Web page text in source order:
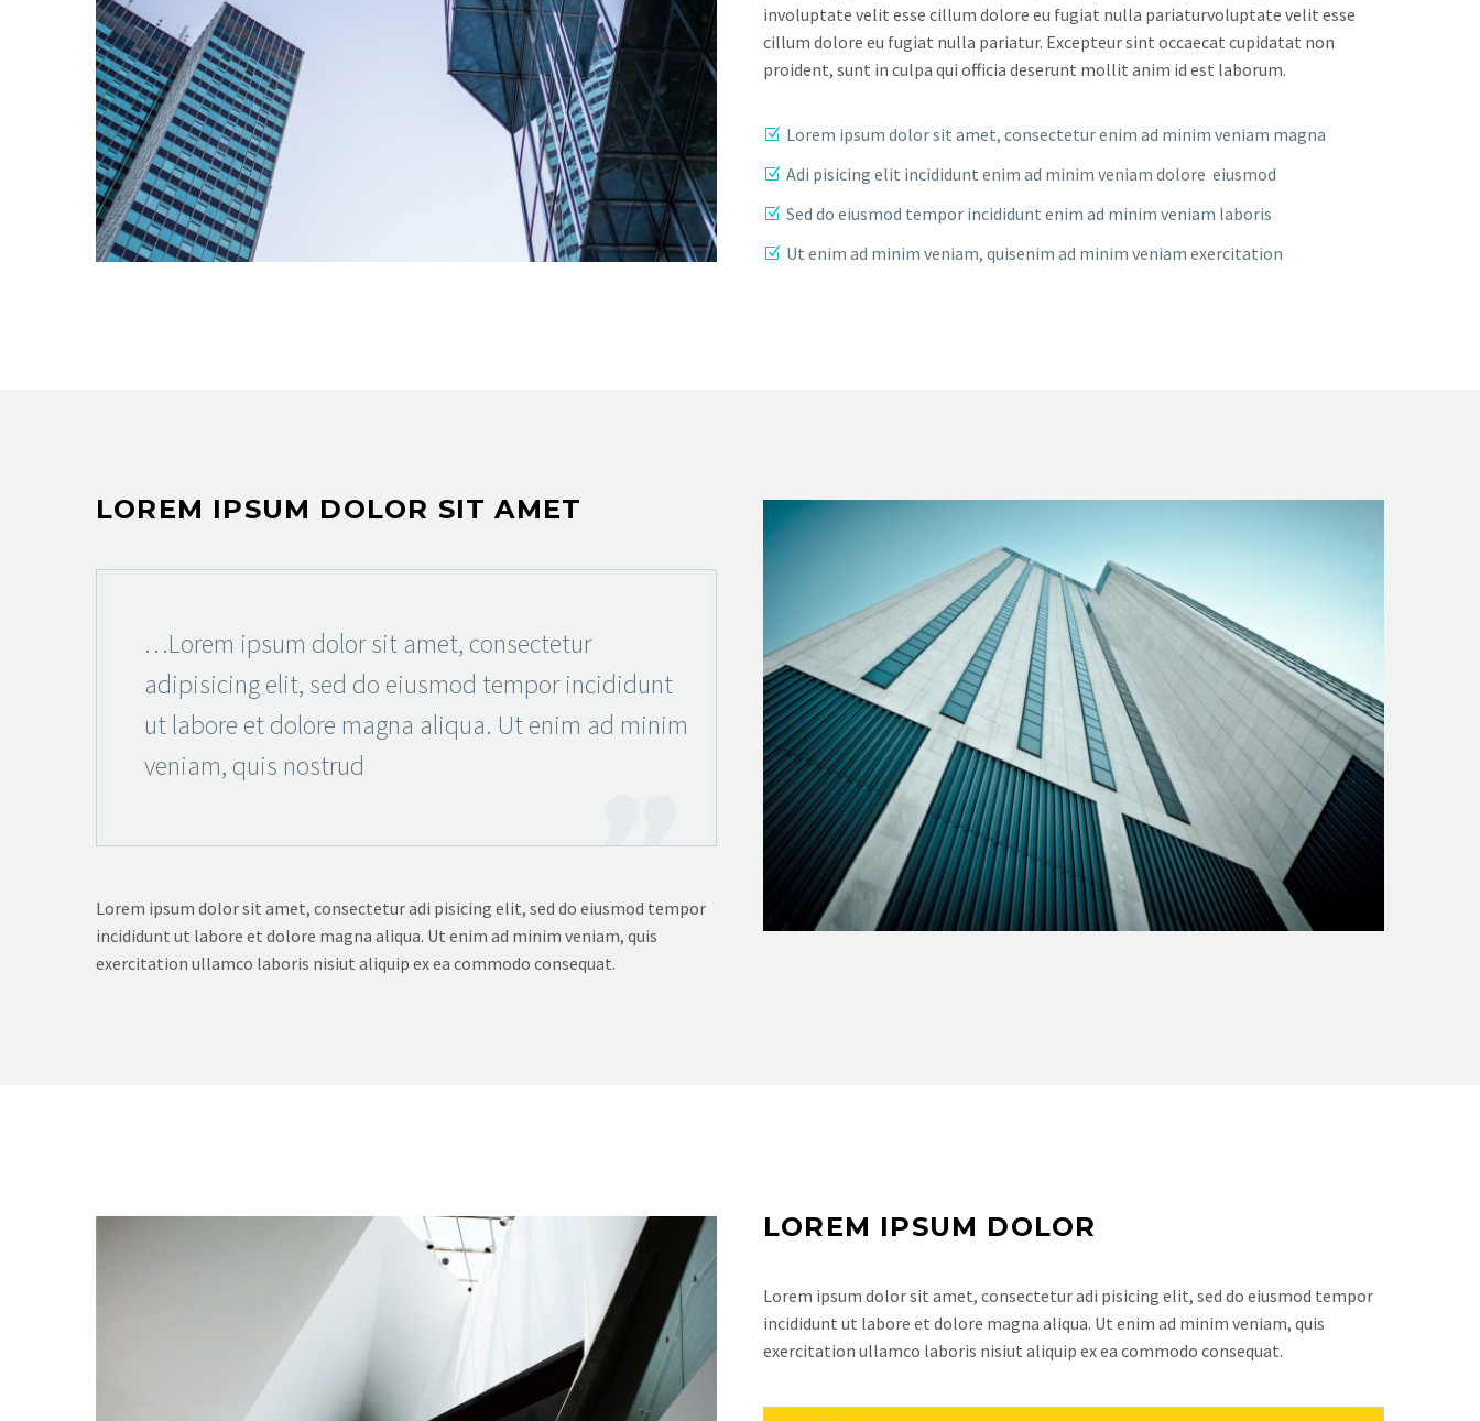
involuptate velit esse cillum dolore eu fugiat nulla pariaturvoluptate velit esse
cillum dolore eu fugiat nulla pariatur. Excepteur sint occaecat cupidatat non
proident, sunt in culpa qui officia deserunt mollit anim id est laborum.
Lorem ipsum dolor sit amet, consectetur enim ad minim veniam magna
Adi pisicing elit incididunt enim ad minim veniam dolore eiusmod
Sed do eiusmod tempor incididunt enim ad minim veniam laboris
Ut enim ad minim veniam, quisenim ad minim veniam exercitation
LOREM IPSUM DOLOR SIT AMET
…Lorem ipsum dolor sit amet, consectetur
adipisicing elit, sed do eiusmod tempor incididunt
ut labore et dolore magna aliqua. Ut enim ad minim
veniam, quis nostrud
Lorem ipsum dolor sit amet, consectetur adi pisicing elit, sed do eiusmod tempor
incididunt ut labore et dolore magna aliqua. Ut enim ad minim veniam, quis
exercitation ullamco laboris nisiut aliquip ex ea commodo consequat.
LOREM IPSUM DOLOR
Lorem ipsum dolor sit amet, consectetur adi pisicing elit, sed do eiusmod tempor
incididunt ut labore et dolore magna aliqua. Ut enim ad minim veniam, quis
exercitation ullamco laboris nisiut aliquip ex ea commodo consequat.